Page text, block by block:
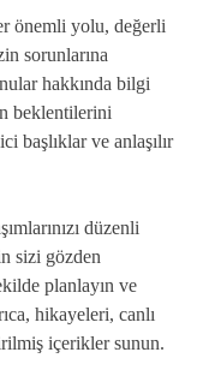
önemli yolu, değerli
sorunlarına
hakkında bilgi
beklentilerini
başlıklar ve anlaşılır
düzenli
sizi gözden
planlayın ve
hikayeleri, canlı
içerikler sunun.